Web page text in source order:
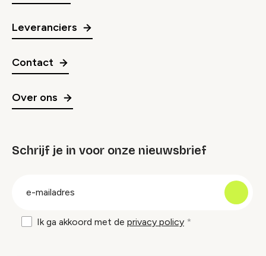
Leveranciers
Contact
Over ons
Schrijf je in voor onze nieuwsbrief
Ik ga akkoord met de privacy policy